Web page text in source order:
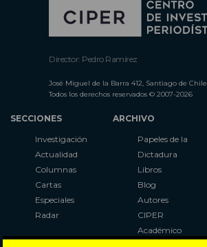
Director: Pedro Ramírez
José Miguel de la Barra 412, Santiago de Chile
Todos los derechos reservados © 2007-2026
SECCIONES
Investigación
Actualidad
Columnas
Cartas
Especiales
Radar
ARCHIVO
Papeles de la
Dictadura
Libros
Blog
Autores
CIPER
Académico